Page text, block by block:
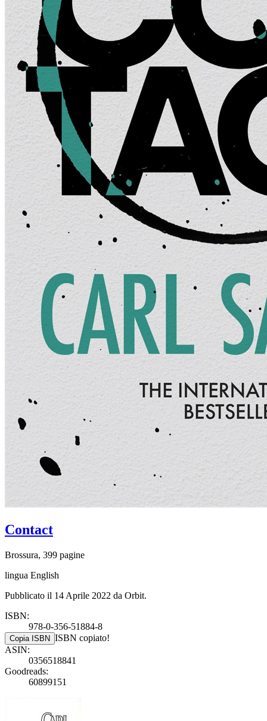
Contact
Brossura, 399 pagine
lingua English
Pubblicato il 14 Aprile 2022 da Orbit.
ISBN:
978-0-356-51884-8
Copia ISBN ISBN copiato!
ASIN:
0356518841
Goodreads:
60899151